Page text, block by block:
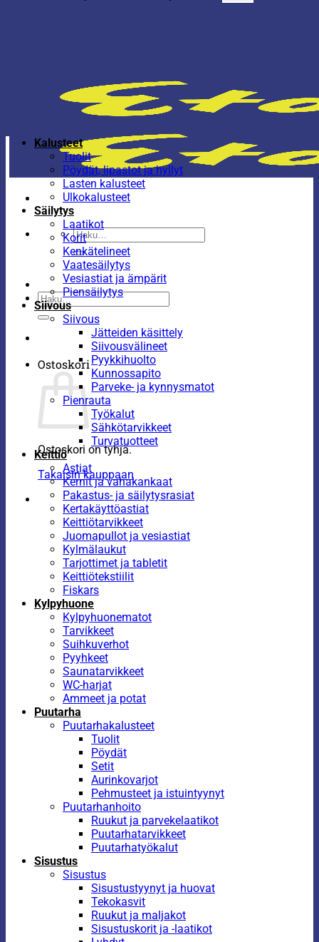
Etsi:
Etsi:
Ostoskori
Ostoskori on tyhjä.
Takaisin kauppaan
Kalusteet
Tuolit
Pöydät, lipastot ja hyllyt
Lasten kalusteet
Ulkokalusteet
Säilytys
Laatikot
Korit
Kenkätelineet
Vaatesäilytys
Vesiastiat ja ämpärit
Piensäilytys
Siivous
Siivous
Jätteiden käsittely
Siivousvälineet
Pyykkihuolto
Kunnossapito
Parveke- ja kynnysmatot
Pienrauta
Työkalut
Sähkötarvikkeet
Turvatuotteet
Keittiö
Astiat
Kernit ja vahakankaat
Pakastus- ja säilytysrasiat
Kertakäyttöastiat
Keittiötarvikkeet
Juomapullot ja vesiastiat
Kylmälaukut
Tarjottimet ja tabletit
Keittiötekstiilit
Fiskars
Kylpyhuone
Kylpyhuonematot
Tarvikkeet
Suihkuverhot
Pyyhkeet
Saunatarvikkeet
WC-harjat
Ammeet ja potat
Puutarha
Puutarhakalusteet
Tuolit
Pöydät
Setit
Aurinkovarjot
Pehmusteet ja istuintyynyt
Puutarhanhoito
Ruukut ja parvekelaatikot
Puutarhatarvikkeet
Puutarhatyökalut
Sisustus
Sisustus
Sisustustyynyt ja huovat
Tekokasvit
Ruukut ja maljakot
Sisustuskorit ja -laatikot